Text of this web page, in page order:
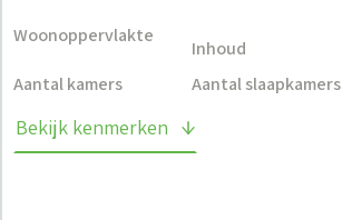
Woonoppervlakte
Inhoud
Aantal kamers
Aantal slaapkamers
Bekijk kenmerken